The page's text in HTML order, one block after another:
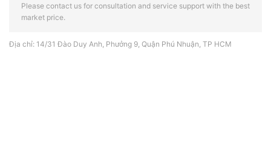
Please contact us for consultation and service support with the best
market price.
Địa chỉ: 14/31 Đào Duy Anh, Phưởng 9, Quận Phú Nhuận, TP HCM